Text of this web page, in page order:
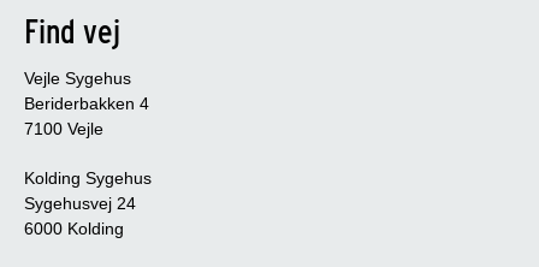
Find vej
Vejle Sygehus
Beriderbakken 4
7100 Vejle
Kolding Sygehus
Sygehusvej 24
6000 Kolding